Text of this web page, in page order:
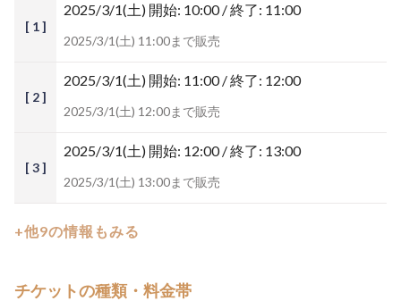
[ 1 ]
2025/3/1(土) 開始: 10:00 / 終了: 11:00
2025/3/1(土) 11:00まで販売
[ 2 ]
2025/3/1(土) 開始: 11:00 / 終了: 12:00
2025/3/1(土) 12:00まで販売
[ 3 ]
2025/3/1(土) 開始: 12:00 / 終了: 13:00
2025/3/1(土) 13:00まで販売
+他9の情報もみる
チケットの種類・料金帯